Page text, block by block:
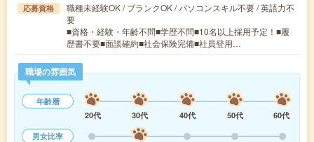
応募資格
職種未経験OK / ブランクOK / パソコンスキル不要 / 英語力不
要
■資格・経験・年齢不問■学歴不問■10名以上採用予定！■履
歴書不要■面談確約■社会保険完備■社員登用…
職場の雰囲気
年齢層
20代
30代 40代 50代
60代
男女比率